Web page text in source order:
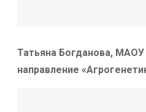
Татьяна Богданова,
направление